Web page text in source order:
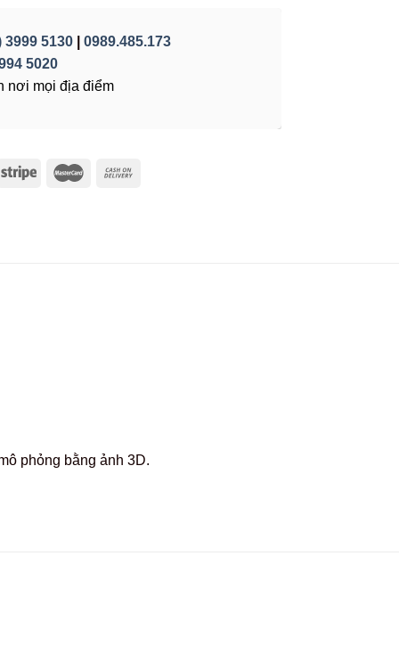
3999 5130
0989.485.173
5020
nơi mọi địa điểm
phỏng bằng ảnh 3D.